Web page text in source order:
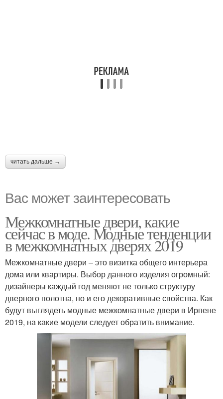
читать дальше →
Вас может заинтересовать
Межкомнатные двери, какие
сейчас в моде. Модные тенденции
в межкомнатных дверях 2019
Межкомнатные двери – это визитка общего интерьера
дома или квартиры. Выбор данного изделия огромный:
дизайнеры каждый год меняют не только структуру
дверного полотна, но и его декоративные свойства. Как
будут выглядеть модные межкомнатные двери в Ирпене
2019, на какие модели следует обратить внимание.